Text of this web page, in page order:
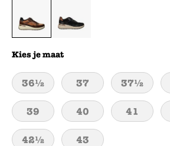
Kies je maat
36½ 37 37½
39 40 41
42½ 43